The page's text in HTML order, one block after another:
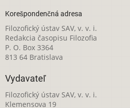
Korešpondenčná adresa
Filozofický ústav SAV, v. v. i.
Redakcia časopisu Filozofia
P. O. Box 3364
813 64 Bratislava
Vydavateľ
Filozofický ústav SAV, v. v. i.
Klemensova 19